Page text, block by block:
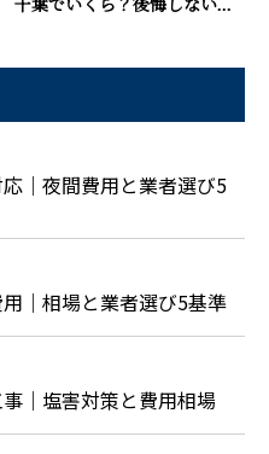
千葉でいくら？後悔しない...
｜夜間費用と業者選び5
｜相場と業者選び5基準
｜塩害対策と費用相場